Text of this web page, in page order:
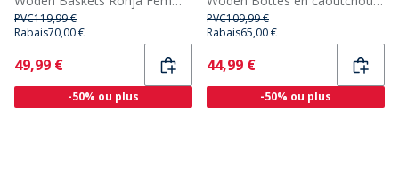
PVC119,99 €
Rabais70,00 €
Current
49,99 €
-50% ou plus
PVC109,99 €
Rabais65,00 €
Current
44,99 €
-50% ou plus